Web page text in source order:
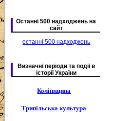
Останні 500 надходжень на
сайт
останні 500 надходжень
Визначні періоди та подіі в
історії України
Коліївщина
Трипільська культура